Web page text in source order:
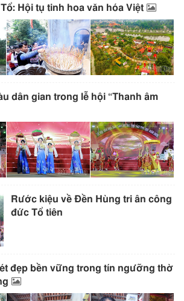
Hội tụ tinh hoa văn hóa Việt
dân gian trong lễ hội “Thanh âm
Rước kiệu về Đền Hùng tri ân công
đức Tổ tiên
đẹp bền vững trong tín ngưỡng thờ